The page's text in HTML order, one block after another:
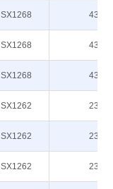
SX1268 433M
SX1268 433M
SX1268 433M
SX1262 230M
SX1262 230M
SX1262 230M